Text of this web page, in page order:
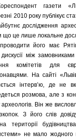
газети
2010 року публікує
дослідження
що це лише локальне
його має
між
комітетів для
На сайті
інтерв’ю, де не
розмова, але з
Він же
З його слів
території
системи» не мало